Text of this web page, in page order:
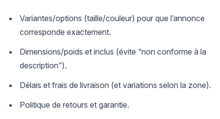
Variantes/options (taille/couleur) pour que l’annonce
corresponde exactement.
Dimensions/poids et inclus (évite “non conforme à la
description”).
Délais et frais de livraison (et variations selon la zone).
Politique de retours et garantie.